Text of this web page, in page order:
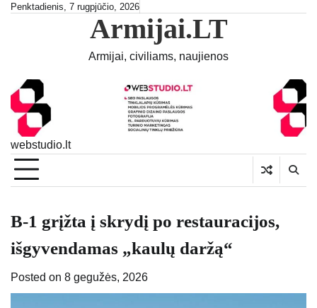
SkipPenktadienis, 7 rugpjūčio, 2026
Armijai.LT
Armijai, civiliams, naujienos
webstudio.lt
B-1 grįžta į skrydį po restauracijos,
išgyvendamas „kaulų daržą“
Posted on 8 gegužės, 2026